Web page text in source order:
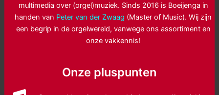
multimedia over (orgel)muziek. Sinds 2016 is Boeijenga in
handen van Peter van der Zwaag (Master of Music). Wij zijn
een begrip in de orgelwereld, vanwege ons assortiment en
onze vakkennis!
Onze pluspunten